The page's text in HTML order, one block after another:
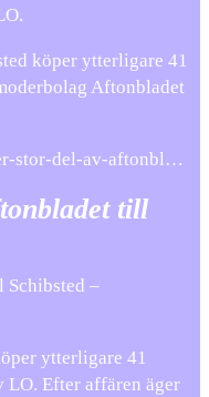
köper ytterligare 41
Aftonbladet
stor-del-av-aftonbl…
till
Schibsted –
ytterligare 41
LO. Efter affären äger